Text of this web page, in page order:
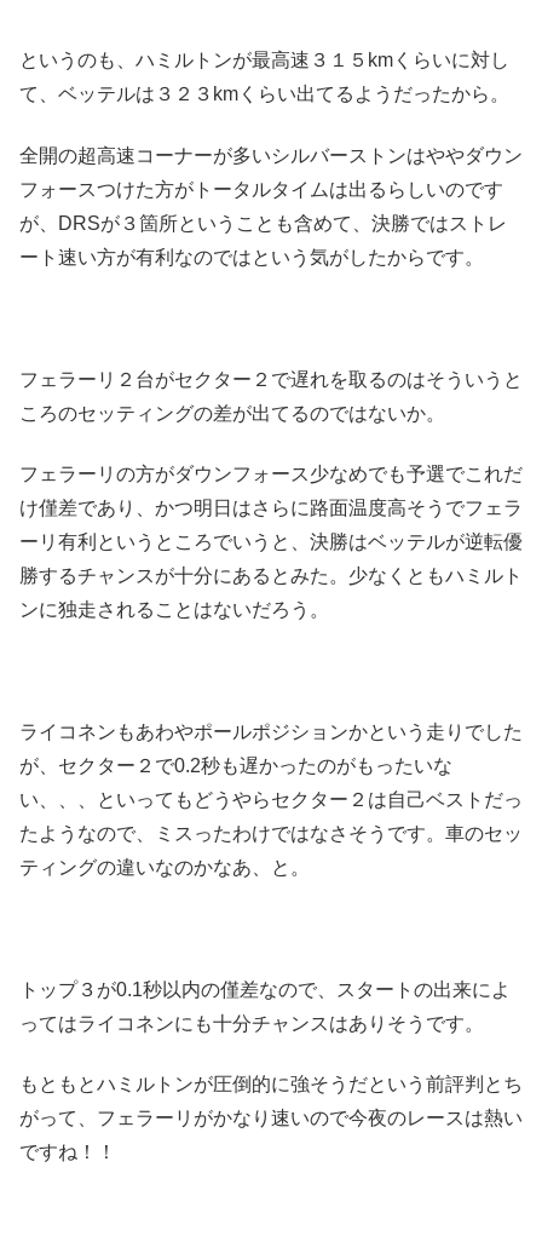
というのも、ハミルトンが最高速３１５kmくらいに対し
て、ベッテルは３２３kmくらい出てるようだったから。
全開の超高速コーナーが多いシルバーストンはややダウン
フォースつけた方がトータルタイムは出るらしいのです
が、DRSが３箇所ということも含めて、決勝ではストレ
ート速い方が有利なのではという気がしたからです。
フェラーリ２台がセクター２で遅れを取るのはそういうと
ころのセッティングの差が出てるのではないか。
フェラーリの方がダウンフォース少なめでも予選でこれだ
け僅差であり、かつ明日はさらに路面温度高そうでフェラ
ーリ有利というところでいうと、決勝はベッテルが逆転優
勝するチャンスが十分にあるとみた。少なくともハミルト
ンに独走されることはないだろう。
ライコネンもあわやポールポジションかという走りでした
が、セクター２で0.2秒も遅かったのがもったいな
い、、、といってもどうやらセクター２は自己ベストだっ
たようなので、ミスったわけではなさそうです。車のセッ
ティングの違いなのかなあ、と。
トップ３が0.1秒以内の僅差なので、スタートの出来によ
ってはライコネンにも十分チャンスはありそうです。
もともとハミルトンが圧倒的に強そうだという前評判とち
がって、フェラーリがかなり速いので今夜のレースは熱い
ですね！！